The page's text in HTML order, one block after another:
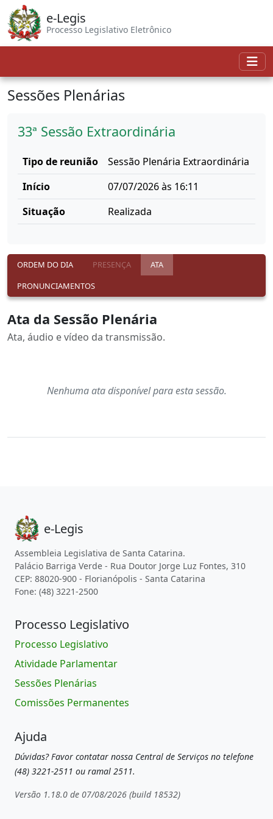
e-Legis
Processo Legislativo Eletrônico
Sessões Plenárias
33ª Sessão Extraordinária
Tipo de reunião
Sessão Plenária Extraordinária
Início
07/07/2026 às 16:11
Situação
Realizada
ORDEM DO DIA PRESENÇA
ATA
PRONUNCIAMENTOS
Ata da Sessão Plenária
Ata, áudio e vídeo da transmissão.
Nenhuma ata disponível para esta sessão.
e-Legis
Assembleia Legislativa de Santa Catarina.
Palácio Barriga Verde - Rua Doutor Jorge Luz Fontes, 310
CEP: 88020-900 - Florianópolis - Santa Catarina
Fone: (48) 3221-2500
Processo Legislativo
Processo Legislativo
Atividade Parlamentar
Sessões Plenárias
Comissões Permanentes
Ajuda
Dúvidas? Favor contatar nossa Central de Serviços no telefone
(48) 3221-2511 ou ramal 2511.
Versão 1.18.0 de 07/08/2026 (build 18532)